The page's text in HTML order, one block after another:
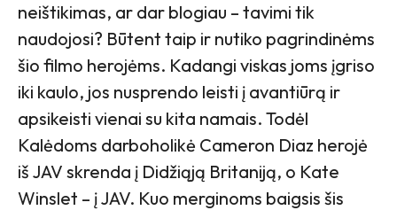
neištikimas, ar dar blogiau – tavimi tik
naudojosi? Būtent taip ir nutiko pagrindinėms
šio filmo herojėms. Kadangi viskas joms įgriso
iki kaulo, jos nusprendo leisti į avantiūrą ir
apsikeisti vienai su kita namais. Todėl
Kalėdoms darboholikė Cameron Diaz herojė
iš JAV skrenda į Didžiąją Britaniją, o Kate
Winslet – į JAV. Kuo merginoms baigsis šis